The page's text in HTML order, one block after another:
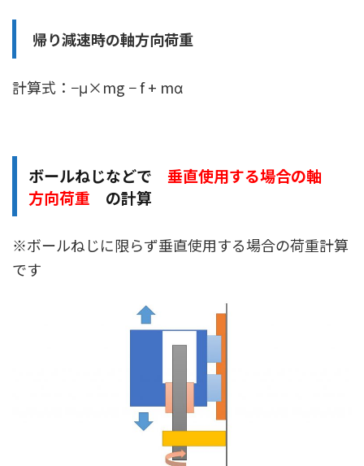
帰り減速時の軸方向荷重
計算式：−μ×mg − f + mα
ボールねじなどで 垂直使用する場合の軸
方向荷重 の計算
※ボールねじに限らず垂直使用する場合の荷重計算
です